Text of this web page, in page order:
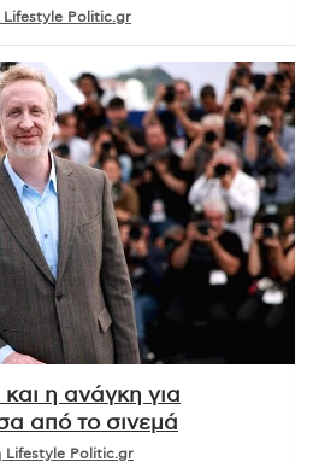
Lifestyle Politic.gr
και η ανάγκη για
από το σινεμά
Lifestyle Politic.gr